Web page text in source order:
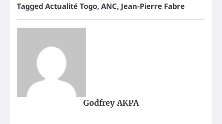
Tagged Actualité Togo, ANC, Jean-Pierre Fabre
Godfrey AKPA